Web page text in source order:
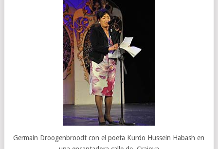
Germain Droogenbroodt con el poeta Kurdo Hussein Habash en